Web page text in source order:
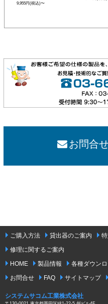
9,955円(税込)〜
お問合
ご購入方法 貸出器のご案内
修理に関するご案内
HOME
製品情報 各種ダウン
お問合せ
FAQ サイトマップ
システムサコム工業株式会社